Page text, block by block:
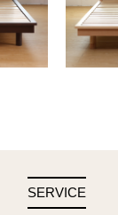
SERVICE